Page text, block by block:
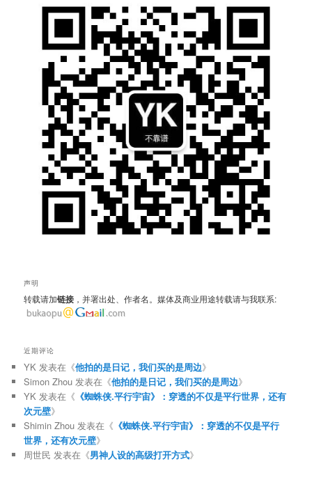
声明
转载请加链接 ，并署出处、作者名。媒体及商业用途转载请与我联系:
近期评论
YK 发表在《他拍的是日记，我们买的是周边》
Simon Zhou 发表在《他拍的是日记，我们买的是周边》
YK 发表在《 《蜘蛛侠.平行宇宙》：穿透的不仅是平行世界，还有
次元壁》
Shimin Zhou 发表在《 《蜘蛛侠.平行宇宙》：穿透的不仅是平行
世界，还有次元壁》
周世民 发表在《男神人设的高级打开方式》